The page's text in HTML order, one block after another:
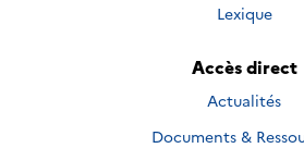
Lexique
Accès direct
Actualités
Documents &